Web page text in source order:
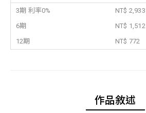
3期 利率0%
NT$ 2,933
6期
NT$ 1,512
12期
NT$ 772
作品敘述